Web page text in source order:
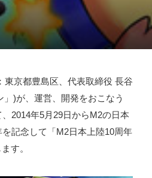
グ
東京都豊島区、代表取締役 長谷
」)が、運営、開発をおこなう
、2014年5月29日からM2の日本
記念して「M2日本上陸10周年
す。